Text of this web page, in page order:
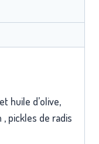
huile d’olive,
, pickles de radis